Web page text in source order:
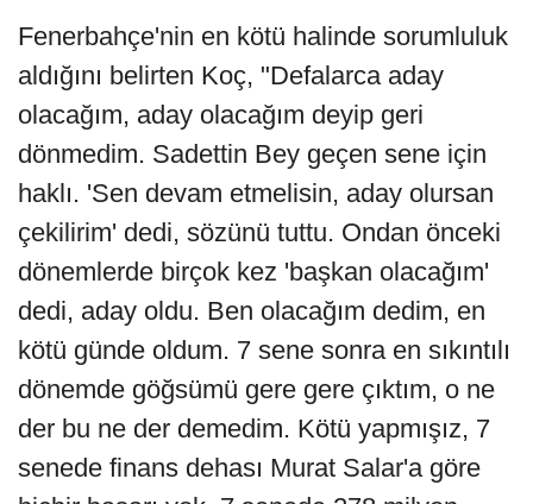
Fenerbahçe'nin en kötü halinde sorumluluk
aldığını belirten Koç, "Defalarca aday
olacağım, aday olacağım deyip geri
dönmedim. Sadettin Bey geçen sene için
haklı. 'Sen devam etmelisin, aday olursan
çekilirim' dedi, sözünü tuttu. Ondan önceki
dönemlerde birçok kez 'başkan olacağım'
dedi, aday oldu. Ben olacağım dedim, en
kötü günde oldum. 7 sene sonra en sıkıntılı
dönemde göğsümü gere gere çıktım, o ne
der bu ne der demedim. Kötü yapmışız, 7
senede finans dehası Murat Salar'a göre